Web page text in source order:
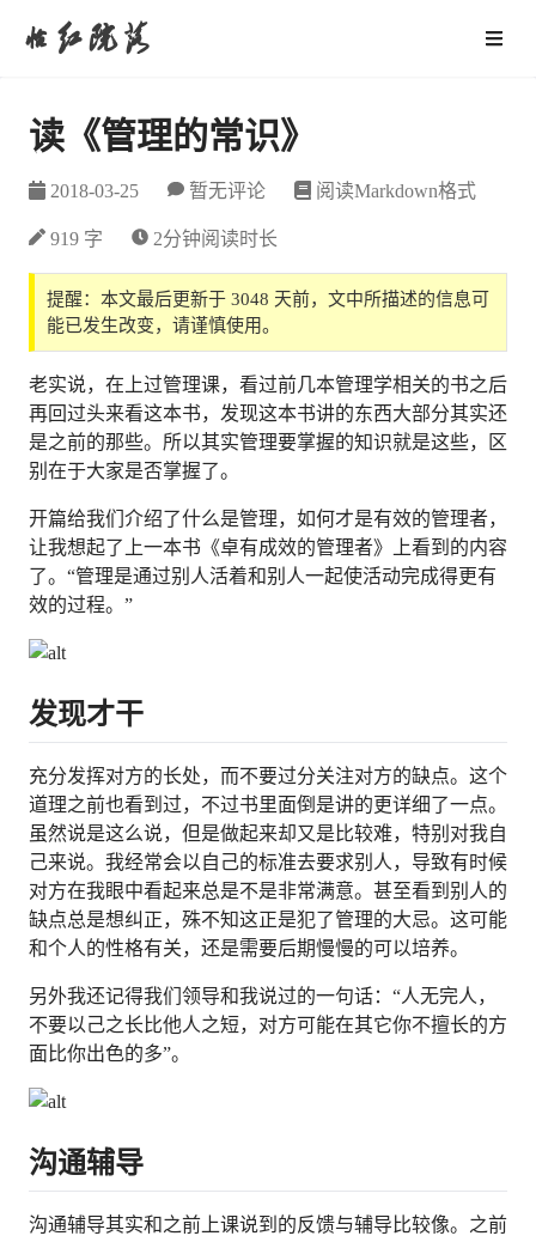
怡红院落
读《管理的常识》
2018-03-25 暂无评论 阅读Markdown格式
919 字 2分钟阅读时长
提醒：本文最后更新于 3048 天前，文中所描述的信息可
能已发生改变，请谨慎使用。
老实说，在上过管理课，看过前几本管理学相关的书之后
再回过头来看这本书，发现这本书讲的东西大部分其实还
是之前的那些。所以其实管理要掌握的知识就是这些，区
别在于大家是否掌握了。
开篇给我们介绍了什么是管理，如何才是有效的管理者，
让我想起了上一本书《卓有成效的管理者》上看到的内容
了。“管理是通过别人活着和别人一起使活动完成得更有
效的过程。”
发现才干
充分发挥对方的长处，而不要过分关注对方的缺点。这个
道理之前也看到过，不过书里面倒是讲的更详细了一点。
虽然说是这么说，但是做起来却又是比较难，特别对我自
己来说。我经常会以自己的标准去要求别人，导致有时候
对方在我眼中看起来总是不是非常满意。甚至看到别人的
缺点总是想纠正，殊不知这正是犯了管理的大忌。这可能
和个人的性格有关，还是需要后期慢慢的可以培养。
另外我还记得我们领导和我说过的一句话：“人无完人，
不要以己之长比他人之短，对方可能在其它你不擅长的方
面比你出色的多”。
沟通辅导
沟通辅导其实和之前上课说到的反馈与辅导比较像。之前